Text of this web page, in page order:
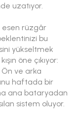
uzatıyor.
esen rüzgâr
bu
yükseltmek
öne çıkıyor:
Ön ve arka
haftada bir
ana bataryadan
sistem oluyor.